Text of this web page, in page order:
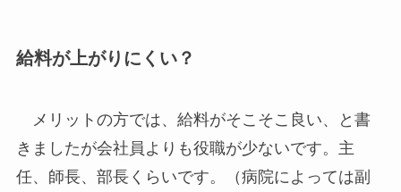
給料が上がりにくい？
メリットの方では、給料がそこそこ良い、と書
きましたが会社員よりも役職が少ないです。主
任、師長、部長くらいです。（病院によっては副